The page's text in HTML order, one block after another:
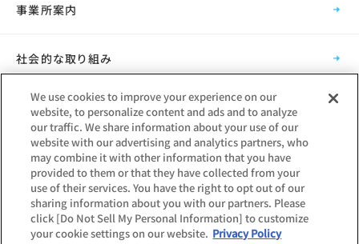
事業所案内
社会的な取り組み
採用情報
グループ会社
We use cookies to improve your experience on our
website, to personalize content and ads and to analyze
our traffic. We share information about your use of our
website with our advertising and analytics partners, who
may combine it with other information that you have
provided to them or that they have collected from your
use of their services. You have the right to opt out of our
sharing information about you with our partners. Please
click [Do Not Sell My Personal Information] to customize
your cookie settings on our website. Privacy Policy